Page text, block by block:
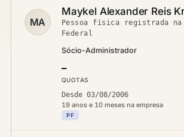
MA
Maykel Alexander Reis
Pessoa física registrada na
Federal
Sócio-Administrador
—
QUOTAS
Desde 03/08/2006
19 anos e 10 meses na empresa
PF